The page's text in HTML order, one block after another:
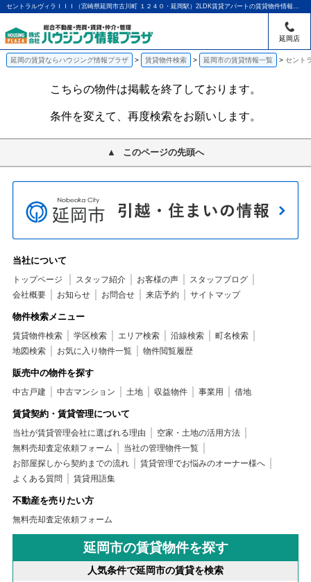
セントラルヴィラＩＩＩ（宮崎県延岡市古川町 １２４０・延岡駅）2LDK賃貸アパートの賃貸物件情報｜アパマンショップ延岡店｜ハウジング情報プラザ
延岡店
延岡の賃貸ならハウジング情報プラザ 賃貸物件検索 延岡市の賃貸情報一覧 セント
こちらの物件は掲載を終了しております。
条件を変えて、再度検索をお願いします。
このページの先頭へ
当社について
トップページ スタッフ紹介 お客様の声
スタッフブログ
会社概要
お知らせ お問合せ 来店予約 サイトマップ
物件検索メニュー
賃貸物件検索 学区検索 エリア検索 沿線検索
町名検索
地図検索
お気に入り物件一覧 物件閲覧履歴
販売中の物件を探す
中古戸建 中古マンション 土地 収益物件 事業用 借地
賃貸契約・賃貸管理について
当社が賃貸管理会社に選ばれる理由
空家・土地の活用方法
無料売却査定依頼フォーム
当社の管理物件一覧
お部屋探しから契約までの流れ
賃貸管理でお悩みのオーナー様へ
よくある質問
賃貸用語集
不動産を売りたい方
無料売却査定依頼フォーム
延岡市の賃貸物件を探す
人気条件で延岡市の賃貸を検索